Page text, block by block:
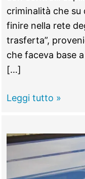
criminalità che su
finire nella rete
trasferta”,
che faceva base
[…]
ROMA
Lotta
allo
spaccio,
Leggi tutto »